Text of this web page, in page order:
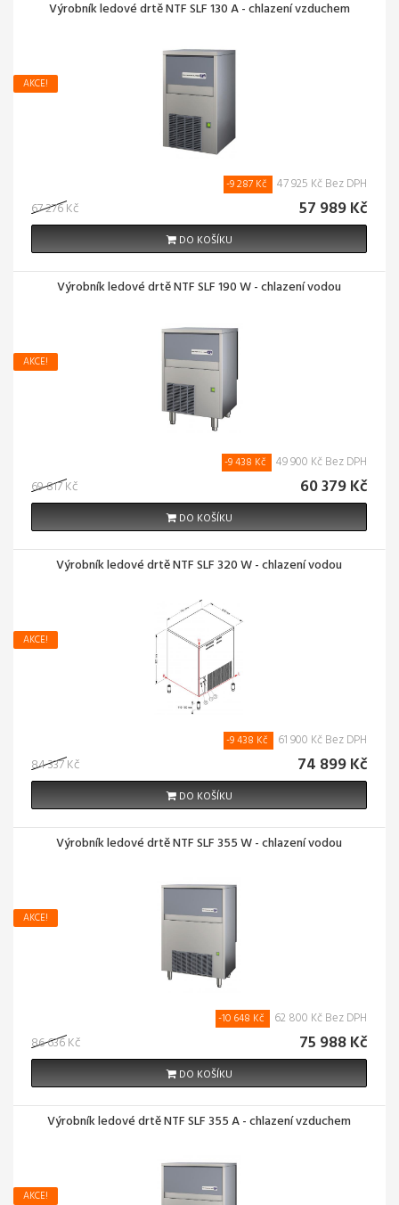
Výrobník ledové drtě NTF SLF 130 A - chlazení vzduchem
AKCE!
67 276 Kč
-9 287 Kč 47 925 Kč Bez DPH
57 989 Kč
DO KOŠÍKU
Výrobník ledové drtě NTF SLF 190 W - chlazení vodou
AKCE!
69 817 Kč
-9 438 Kč 49 900 Kč Bez DPH
60 379 Kč
DO KOŠÍKU
Výrobník ledové drtě NTF SLF 320 W - chlazení vodou
AKCE!
84 337 Kč
-9 438 Kč 61 900 Kč Bez DPH
74 899 Kč
DO KOŠÍKU
Výrobník ledové drtě NTF SLF 355 W - chlazení vodou
AKCE!
86 636 Kč
-10 648 Kč 62 800 Kč Bez DPH
75 988 Kč
DO KOŠÍKU
Výrobník ledové drtě NTF SLF 355 A - chlazení vzduchem
AKCE!